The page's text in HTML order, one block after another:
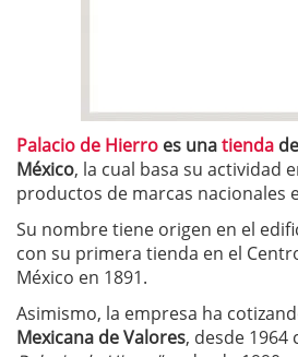
Palacio de Hierro es unatienda
México, la cual basa su actividad
productos de marcas nacionales
Su nombre tiene origen en el
con su primera tienda en el
México en 1891.
Asimismo, la empresa ha
Mexicana de Valores, desde 1964